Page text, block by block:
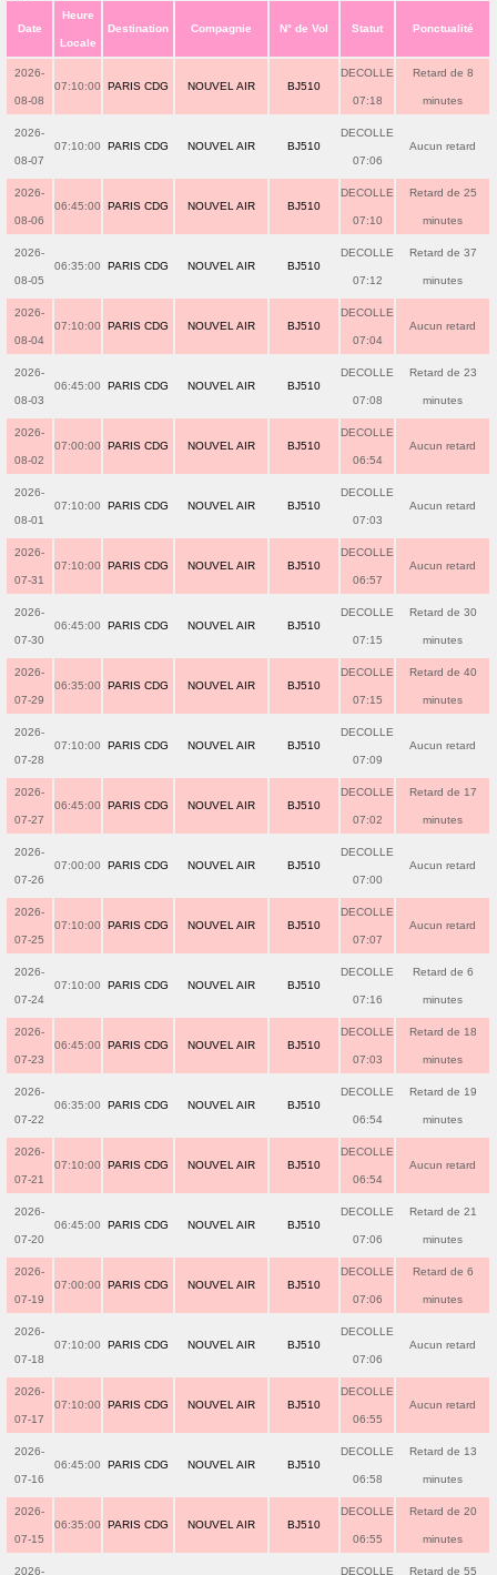
Date
Heure
Locale
Destination Compagnie N° de Vol Statut Ponctualité
2026-
08-08
07:10:00 PARIS CDG NOUVEL AIR BJ510
DECOLLE
07:18
Retard de 8
minutes
2026-
08-07
07:10:00 PARIS CDG NOUVEL AIR BJ510
DECOLLE
07:06
Aucun retard
2026-
08-06
06:45:00 PARIS CDG NOUVEL AIR BJ510
DECOLLE
07:10
Retard de 25
minutes
2026-
08-05
06:35:00 PARIS CDG NOUVEL AIR BJ510
DECOLLE
07:12
Retard de 37
minutes
2026-
08-04
07:10:00 PARIS CDG NOUVEL AIR BJ510
DECOLLE
07:04
Aucun retard
2026-
08-03
06:45:00 PARIS CDG NOUVEL AIR BJ510
DECOLLE
07:08
Retard de 23
minutes
2026-
08-02
07:00:00 PARIS CDG NOUVEL AIR BJ510
DECOLLE
06:54
Aucun retard
2026-
08-01
07:10:00 PARIS CDG NOUVEL AIR BJ510
DECOLLE
07:03
Aucun retard
2026-
07-31
07:10:00 PARIS CDG NOUVEL AIR BJ510
DECOLLE
06:57
Aucun retard
2026-
07-30
06:45:00 PARIS CDG NOUVEL AIR BJ510
DECOLLE
07:15
Retard de 30
minutes
2026-
07-29
06:35:00 PARIS CDG NOUVEL AIR BJ510
DECOLLE
07:15
Retard de 40
minutes
2026-
07-28
07:10:00 PARIS CDG NOUVEL AIR BJ510
DECOLLE
07:09
Aucun retard
2026-
07-27
06:45:00 PARIS CDG NOUVEL AIR BJ510
DECOLLE
07:02
Retard de 17
minutes
2026-
07-26
07:00:00 PARIS CDG NOUVEL AIR BJ510
DECOLLE
07:00
Aucun retard
2026-
07-25
07:10:00 PARIS CDG NOUVEL AIR BJ510
DECOLLE
07:07
Aucun retard
2026-
07-24
07:10:00 PARIS CDG NOUVEL AIR BJ510
DECOLLE
07:16
Retard de 6
minutes
2026-
07-23
06:45:00 PARIS CDG NOUVEL AIR BJ510
DECOLLE
07:03
Retard de 18
minutes
2026-
07-22
06:35:00 PARIS CDG NOUVEL AIR BJ510
DECOLLE
06:54
Retard de 19
minutes
2026-
07-21
07:10:00 PARIS CDG NOUVEL AIR BJ510
DECOLLE
06:54
Aucun retard
2026-
07-20
06:45:00 PARIS CDG NOUVEL AIR BJ510
DECOLLE
07:06
Retard de 21
minutes
2026-
07-19
07:00:00 PARIS CDG NOUVEL AIR BJ510
DECOLLE
07:06
Retard de 6
minutes
2026-
07-18
07:10:00 PARIS CDG NOUVEL AIR BJ510
DECOLLE
07:06
Aucun retard
2026-
07-17
07:10:00 PARIS CDG NOUVEL AIR BJ510
DECOLLE
06:55
Aucun retard
2026-
07-16
06:45:00 PARIS CDG NOUVEL AIR BJ510
DECOLLE
06:58
Retard de 13
minutes
2026-
07-15
06:35:00 PARIS CDG NOUVEL AIR BJ510
DECOLLE
06:55
Retard de 20
minutes
2026- DECOLLE Retard de 55